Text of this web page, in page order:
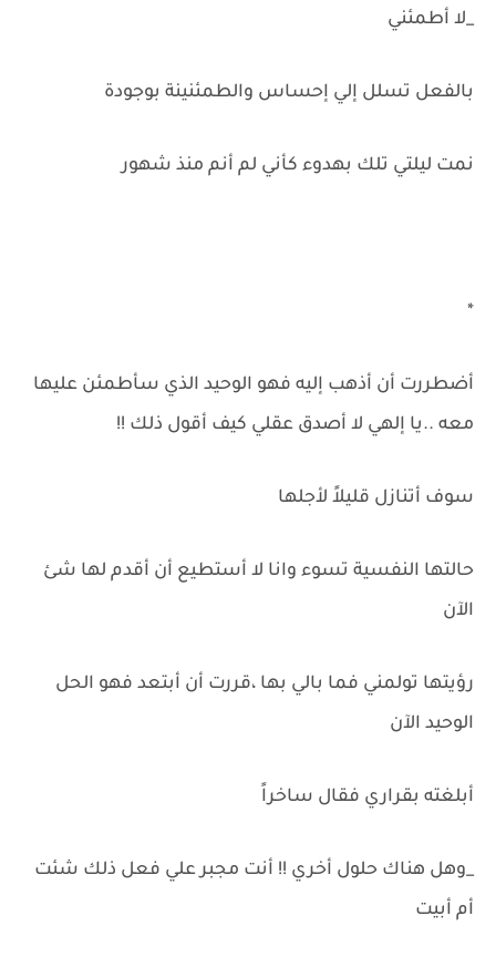
_لا أطمئني
بالفعل تسلل إلي إحساس والطمئنينة بوجودة
نمت ليلتي تلك بهدوء كأني لم أنم منذ شهور
*
أضطررت أن أذهب إليه فهو الوحيد الذي سأطمئن عليها
معه ..يا إلهي لا أصدق عقلي كيف أقول ذلك !!
سوف أتنازل قليلاً لأجلها
حالتها النفسية تسوء وانا لا أستطيع أن أقدم لها شئ
الآن
رؤيتها تولمني فما بالي بها ،قررت أن أبتعد فهو الحل
الوحيد الآن
أبلغته بقراري فقال ساخراً
_وهل هناك حلول أخري !! أنت مجبر علي فعل ذلك شئت
أم أبيت